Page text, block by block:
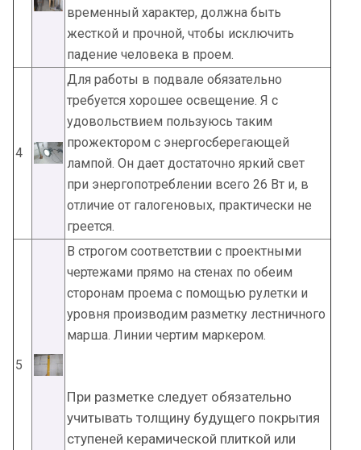
временный характер, должна быть
жесткой и прочной, чтобы исключить
падение человека в проем.
4
Для работы в подвале обязательно
требуется хорошее освещение. Я с
удовольствием пользуюсь таким
прожектором с энергосберегающей
лампой. Он дает достаточно яркий свет
при энергопотреблении всего 26 Вт и, в
отличие от галогеновых, практически не
греется.
5
В строгом соответствии с проектными
чертежами прямо на стенах по обеим
сторонам проема с помощью рулетки и
уровня производим разметку лестничного
марша. Линии чертим маркером.
При разметке следует обязательно
учитывать толщину будущего покрытия
ступеней керамической плиткой или